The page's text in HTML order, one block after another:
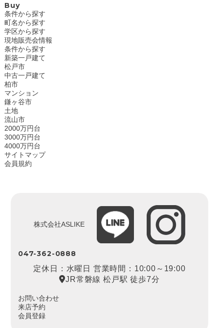
Buy
条件から探す
町名から探す
学区から探す
現地販売会情報
条件から探す
新築一戸建て
松戸市
中古一戸建て
柏市
マンション
鎌ヶ谷市
土地
流山市
2000万円台
3000万円台
4000万円台
サイトマップ
会員規約
株式会社ASLIKE
047-362-0888
定休日：水曜日 営業時間：10:00～19:00
JR常磐線 松戸駅 徒歩7分
お問い合わせ
来店予約
会員登録